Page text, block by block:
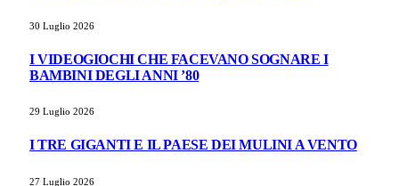
30 Luglio 2026
I VIDEOGIOCHI CHE FACEVANO SOGNARE I
BAMBINI DEGLI ANNI ’80
29 Luglio 2026
I TRE GIGANTI E IL PAESE DEI MULINI A VENTO
27 Luglio 2026